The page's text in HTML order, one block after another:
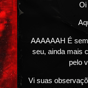
Oi
AAAAAAH É
seu, ainda mais
pelo
Vi suas